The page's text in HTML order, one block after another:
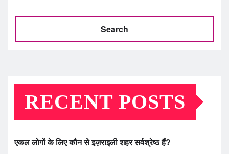
Search
RECENT POSTS
एकल लोगों के लिए कौन से इज़राइली शहर सर्वश्रेष्ठ हैं?